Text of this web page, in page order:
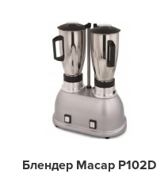
Блендер Macap P102D